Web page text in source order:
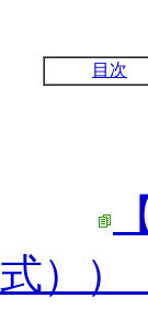
目次
式））